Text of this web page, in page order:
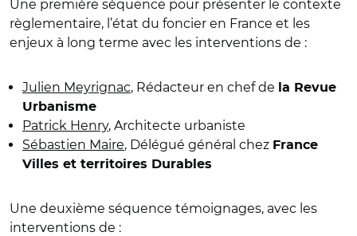
Une première séquence pour présenter le contexte
règlementaire, l’état du foncier en France et les
enjeux à long terme avec les interventions de :
Julien Meyrignac, Rédacteur en chef de
la Revue
Urbanisme
Patrick Henry, Architecte urbaniste
Sébastien Maire, Délégué général chez France
Villes et territoires Durables
Une deuxième séquence témoignages, avec les
interventions de :